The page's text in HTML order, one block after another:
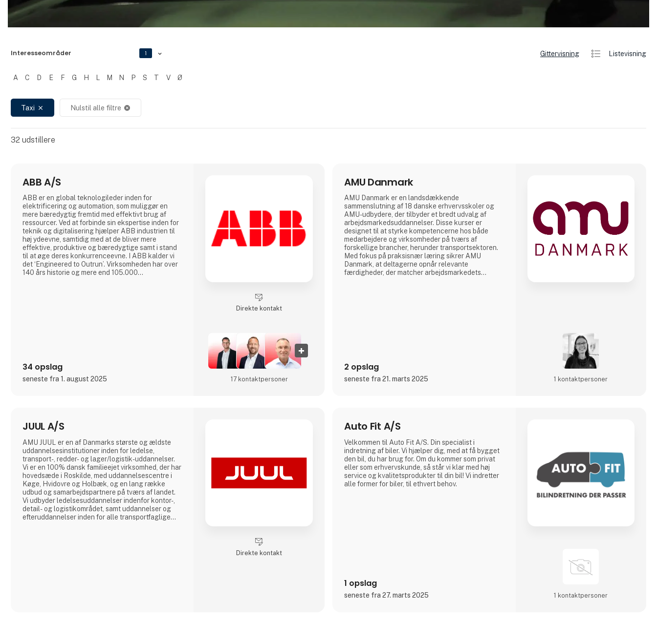
Interesseområder 1
Filtrer resultater
A C D E F G H M N P S T V Ø
Taxi close Nulstil alle filtre cancel
Gittervisning Listevisning
32 udstillere
ABB A/S
ABB er en global teknologileder inden for
elektrificering og automation, som muliggør en
mere bæredygtig fremtid med effektivt brug af
ressourcer. Ved at forbinde sin ekspertise inden for
teknik og digitalisering hjælper ABB industrien til
høj ydeevne, samtidig med at de bliver mere
effektive, produktive og bæredygtige samt i stand
til at øge deres konkurrenceevne. I ABB kalder vi
det ‘Engineered to Outrun’. Virksomheden har over
140 års historie og mere end 105.000
34 opslag
seneste fra 1. august 2025
Direkte kontakt
17 kontakt­personer
AMU Danmark
AMU Danmark er en landsdækkende
sammenslutning af 18 danske erhvervsskoler og
AMU-udbydere, der tilbyder et bredt udvalg af
arbejdsmarkedsuddannelser. Disse kurser er
designet til at styrke kompetencerne hos både
medarbejdere og virksomheder på tværs af
forskellige brancher, herunder transportsektoren.
Med fokus på praksisnær læring sikrer AMU
Danmark, at deltagerne opnår relevante
færdigheder, der matcher arbejdsmarkedets
2 opslag
seneste fra 21. marts 2025 1 kontakt­personer
JUUL A/S
AMU JUUL er en af Danmarks største og ældste
uddannelsesinstitutioner inden for ledelse,
transport-, redder- og lager/logistik-uddannelser.
Vi er en 100% dansk familieejet virksomhed, der har
hovedsæde i Roskilde, med uddannelsescentre i
Køge, Hvidovre og Holbæk, og en lang række
udbud og samarbejdspartnere på tværs af landet.
Vi udbyder ledelsesuddannelser indenfor kontor-,
detail- og logistikområdet, samt uddannelser og
efteruddannelser inden for alle transportfaglige
Direkte kontakt
Auto Fit A/S
Velkommen til Auto Fit A/S. Din specialist i
indretning af biler. Vi hjælper dig, med at få bygget
den bil, du har brug for. Om du kommer som privat
eller som erhvervskunde, så står vi klar med høj
service og kvalitetsprodukter til din bil! Vi indretter
alle former for biler, til ethvert behov.
1 opslag
seneste fra 27. marts 2025 1 kontakt­personer